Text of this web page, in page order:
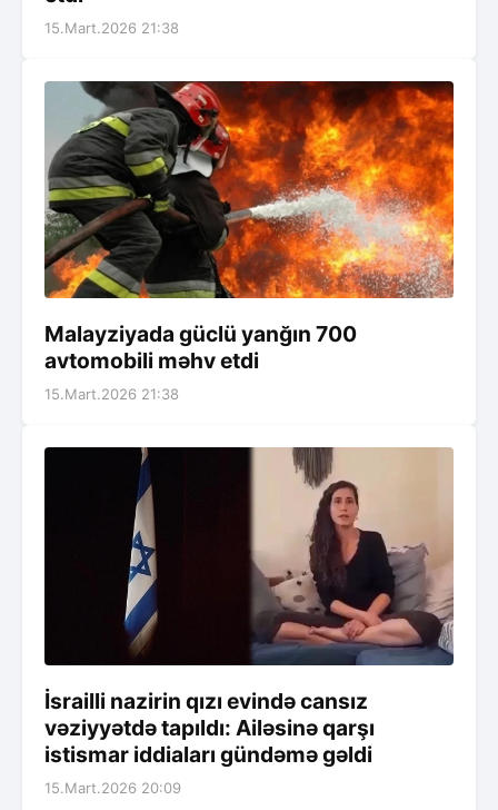
15.Mart.2026 21:38
Malayziyada güclü yanğın 700
avtomobili məhv etdi
15.Mart.2026 21:38
İsrailli nazirin qızı evində cansız
vəziyyətdə tapıldı: Ailəsinə qarşı
istismar iddiaları gündəmə gəldi
15.Mart.2026 20:09